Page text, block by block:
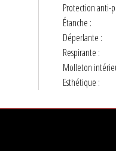
Protection anti-
Étanche :
Déperlante :
Respirante :
Molleton
Esthétique :